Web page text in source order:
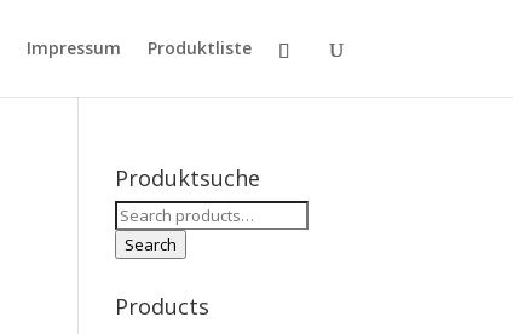
Impressum Produktliste
Produktsuche
Search
for:
Search
Products